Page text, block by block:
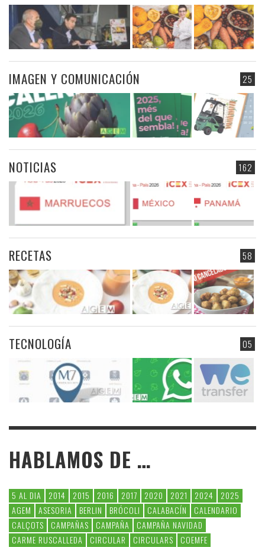
25
IMAGEN Y COMUNICACIÓN
162
NOTICIAS
58
RECETAS
05
TECNOLOGÍA
HABLAMOS DE …
5 AL DIA 2014 2015 2016 2017 2020 2021 2024
2025
AGEM
ASESORIA BERLIN BRÓCOLI CALABACÍN
CALENDARIO
CALÇOTS
CAMPAÑAS CAMPAÑA
CAMPAÑA NAVIDAD
CARME RUSCALLEDA
CIRCULAR CIRCULARS
COEMFE